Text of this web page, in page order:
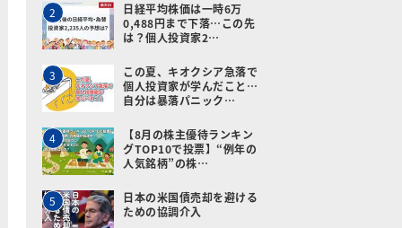
2
日経平均株価は一時6万
0,488円まで下落…この先
は？個人投資家2…
3
この夏、キオクシア急落で
個人投資家が学んだこと…
自分は暴落パニック…
4
【8月の株主優待ランキン
グTOP10で投票】“例年の
人気銘柄”の株…
5
日本の米国債売却を避ける
ための協調介入